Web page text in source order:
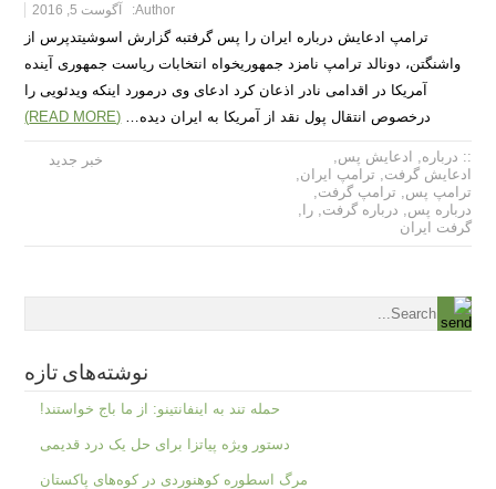
Author: آگوست 5, 2016
ترامپ ادعایش درباره ایران را پس گرفتبه گزارش اسوشیتدپرس از
واشنگتن، دونالد ترامپ نامزد جمهوریخواه انتخابات ریاست جمهوری آینده
آمریکا در اقدامی نادر اذعان کرد ادعای وی درمورد اینکه ویدئویی را
درخصوص انتقال پول نقد از آمریکا به ایران دیده… (READ MORE)
خبر جدید :: درباره, ادعایش پس,
ادعایش گرفت, ترامپ ایران,
ترامپ پس, ترامپ گرفت,
درباره پس, درباره گرفت,را ,
گرفت ایران
نوشته‌های تازه
حمله تند به اینفانتینو: از ما باج خواستند!
دستور ویژه پیاتزا برای حل یک درد قدیمی
مرگ اسطوره کوهنوردی در کوه‌های پاکستان